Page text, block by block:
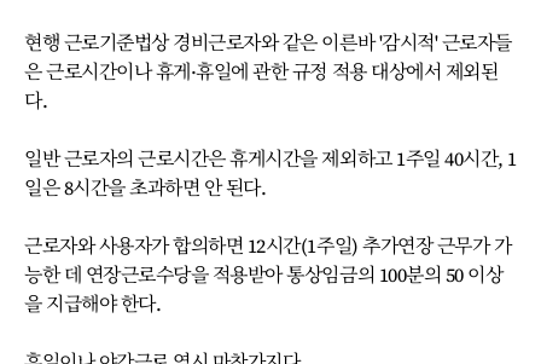
현행 근로기준법상 경비근로자와 같은 이른바 '감시적' 근로자들
은 근로시간이나 휴게·휴일에 관한 규정 적용 대상에서 제외된
다.
일반 근로자의 근로시간은 휴게시간을 제외하고 1주일 40시간, 1
일은 8시간을 초과하면 안 된다.
근로자와 사용자가 합의하면 12시간(1주일) 추가연장 근무가 가
능한 데 연장근로수당을 적용받아 통상임금의 100분의 50 이상
을 지급해야 한다.